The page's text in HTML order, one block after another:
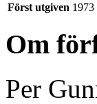
Först utgiven 1973
Om
Per